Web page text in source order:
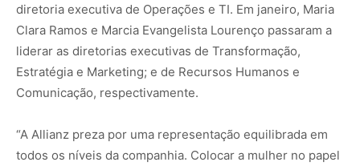
diretoria executiva de Operações e TI. Em janeiro, Maria
Clara Ramos e Marcia Evangelista Lourenço passaram a
liderar as diretorias executivas de Transformação,
Estratégia e Marketing; e de Recursos Humanos e
Comunicação, respectivamente.
“A Allianz preza por uma representação equilibrada em
todos os níveis da companhia. Colocar a mulher no papel